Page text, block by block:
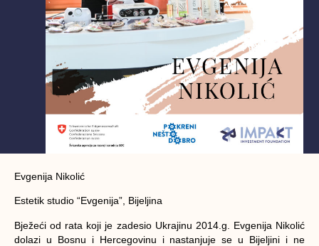
Evgenija Nikolić
Estetik studio “Evgenija”, Bijeljina
Bježeći od rata koji je zadesio Ukrajinu 2014.g. Evgenija Nikolić
dolazi u Bosnu i Hercegovinu i nastanjuje se u Bijeljini i ne